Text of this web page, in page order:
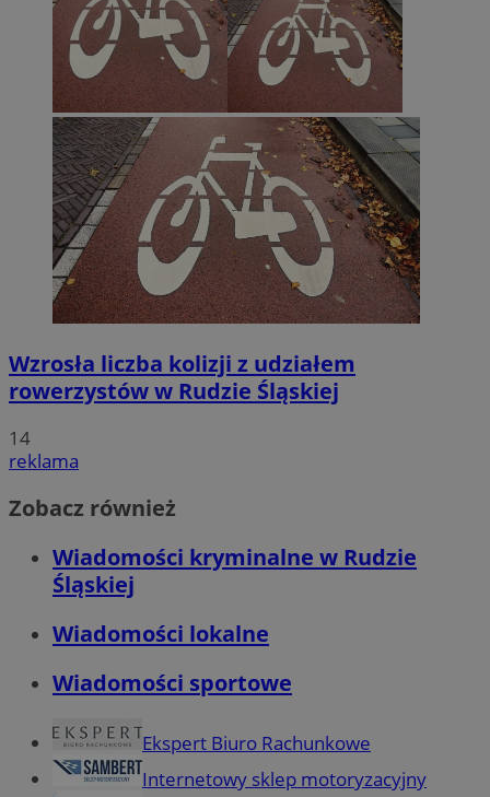
Wzrosła liczba kolizji z udziałem
rowerzystów w Rudzie Śląskiej
14
reklama
Zobacz również
Wiadomości kryminalne w Rudzie
Śląskiej
Wiadomości lokalne
Wiadomości sportowe
Ekspert Biuro Rachunkowe
Internetowy sklep motoryzacyjny